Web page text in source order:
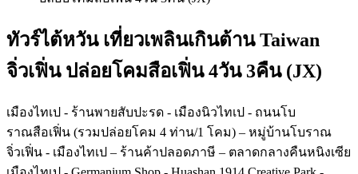
ทัวร์ไต้หวัน เที่ยวเพลินเกินต้าน Taiwan
จิ่วเฟิ่น ปล่อยโคมสือเฟิ่น 4วัน 3คืน (JX)
เมืองไทเป - ร้านพายสับปะรด - เมืองนิวไทเป - ถนนโบ
ราณสือเฟิ่น (รวมปล่อยโคม 4 ท่าน/1 โคม) – หมู่บ้านโบราณ
จิ่วเฟิ่น - เมืองไทเป – ร้านค้าปลอดภาษี – ตลาดกลางคืนหนิงเซีย